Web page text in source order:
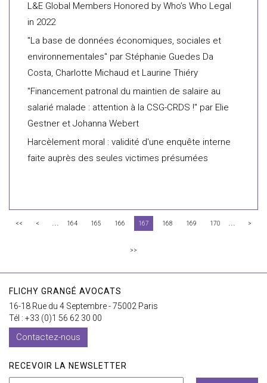
L&E Global Members Honored by Who’s Who Legal
in 2022
"La base de données économiques, sociales et
environnementales" par Stéphanie Guedes Da
Costa, Charlotte Michaud et Laurine Thiéry
"Financement patronal du maintien de salaire au
salarié malade : attention à la CSG-CRDS !" par Elie
Gestner et Johanna Webert
Harcèlement moral : validité d'une enquête interne
faite auprès des seules victimes présumées
<< < ... 164 165 166 167 168 169 170 ... >
>>
FLICHY GRANGÉ AVOCATS
16-18 Rue du 4 Septembre - 75002 Paris
Tél : +33 (0)1 56 62 30 00
Contactez-nous
RECEVOIR LA NEWSLETTER